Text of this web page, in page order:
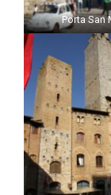
Porta San